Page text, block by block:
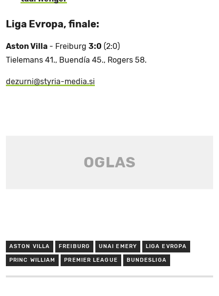
Liga Evropa, finale:
Aston Villa - Freiburg 3:0 (2:0)
Tielemans 41., Buendía 45., Rogers 58.
dezurni@styria-media.si
ASTON VILLA FREIBURG UNAI EMERY LIGA EVROPA
PRINC WILLIAM PREMIER LEAGUE BUNDESLIGA